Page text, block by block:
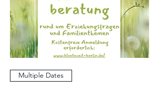
Multiple Dates